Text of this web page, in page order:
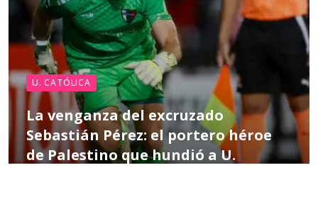
U. CATÓLICA
La venganza del excruzado
Sebastián Pérez: el portero héroe
de Palestino que hundió a U.